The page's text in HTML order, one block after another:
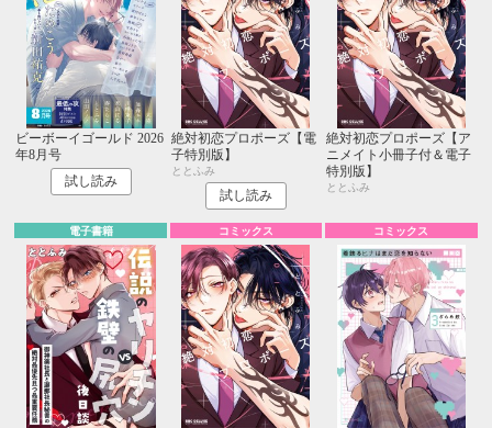
ビーボーイゴールド 2026
年8月号
試し読み
絶対初恋プロポーズ【電
子特別版】
ととふみ
試し読み
絶対初恋プロポーズ【ア
ニメイト小冊子付＆電子
特別版】
ととふみ
電子書籍 コミックス コミックス